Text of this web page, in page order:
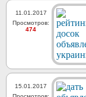
11.01.2017
Просмотров:
474
15.01.2017